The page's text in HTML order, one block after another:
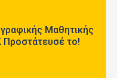
Μαθητικής
Προστάτευσέ το!